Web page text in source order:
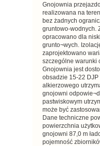
Gnojownia
realizowana na
bez żadnych
gruntowo-wodnych.
opracowano dla
grunto¬wych.
zaprojektowano
szczególne warunki
Gnojownia jest
obsadzie 15-22 DJP
alkierzowego
gnojowni
pastwiskowym
może być
Dane techniczne
powierzchnia
gnojowni 87,0 m
pojemność